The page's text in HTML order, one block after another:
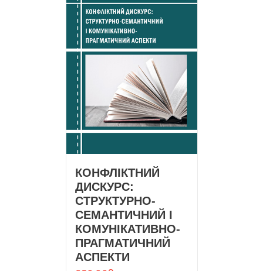
КОНФЛІКТНИЙ
ДИСКУРС:
СТРУКТУРНО-
СЕМАНТИЧНИЙ І
КОМУНІКАТИВНО-
ПРАГМАТИЧНИЙ
АСПЕКТИ